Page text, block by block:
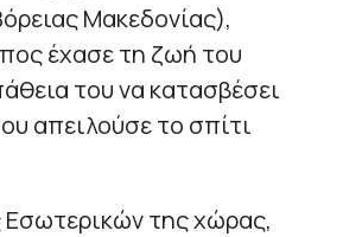
Μακεδονίας),
έχασε τη ζωή του
του να κατασβέσει
απειλούσε το σπίτι
της χώρας,